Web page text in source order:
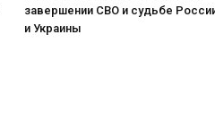
завершении СВО и судьбе
и Украины